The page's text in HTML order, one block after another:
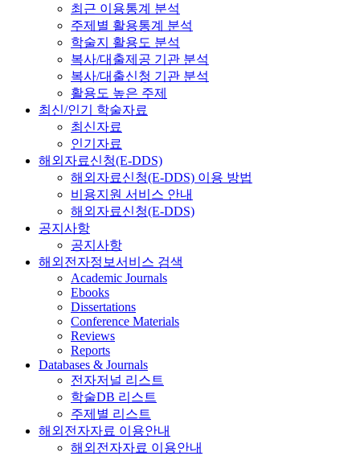
최근 이용통계 분석
주제별 활용통계 분석
학술지 활용도 분석
복사/대출제공 기관 분석
복사/대출신청 기관 분석
활용도 높은 주제
최신/인기 학술자료
최신자료
인기자료
해외자료신청(E-DDS)
해외자료신청(E-DDS) 이용 방법
비용지원 서비스 안내
해외자료신청(E-DDS)
공지사항
공지사항
해외전자정보서비스 검색
Academic Journals
Ebooks
Dissertations
Conference Materials
Reviews
Reports
Databases & Journals
전자저널 리스트
학술DB 리스트
주제별 리스트
해외전자자료 이용안내
해외전자자료 이용안내